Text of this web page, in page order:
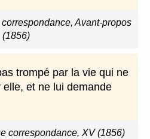
correspondance, Avant-propos
(1856)
trompé par la vie qui ne
et ne lui demande
correspondance, XV (1856)